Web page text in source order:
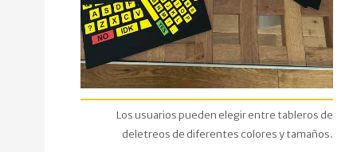
Los usuarios pueden elegir entre tableros de
deletreos de diferentes colores y tamaños.